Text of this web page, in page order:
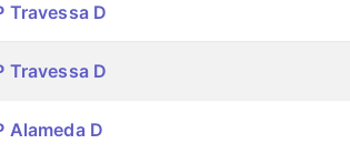
Travessa D
Travessa D
Alameda D